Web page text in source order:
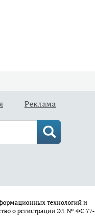
Реклама
технологий и
о регистрации ЭЛ № ФС 77-